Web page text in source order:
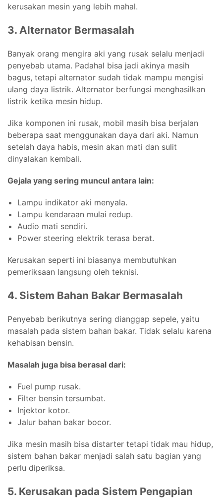
kerusakan mesin yang lebih mahal.
3. Alternator Bermasalah
Banyak orang mengira aki yang rusak selalu menjadi
penyebab utama. Padahal bisa jadi akinya masih
bagus, tetapi alternator sudah tidak mampu mengisi
ulang daya listrik. Alternator berfungsi menghasilkan
listrik ketika mesin hidup.
Jika komponen ini rusak, mobil masih bisa berjalan
beberapa saat menggunakan daya dari aki. Namun
setelah daya habis, mesin akan mati dan sulit
dinyalakan kembali.
Gejala yang sering muncul antara lain:
Lampu indikator aki menyala.
Lampu kendaraan mulai redup.
Audio mati sendiri.
Power steering elektrik terasa berat.
Kerusakan seperti ini biasanya membutuhkan
pemeriksaan langsung oleh teknisi.
4. Sistem Bahan Bakar Bermasalah
Penyebab berikutnya sering dianggap sepele, yaitu
masalah pada sistem bahan bakar. Tidak selalu karena
kehabisan bensin.
Masalah juga bisa berasal dari:
Fuel pump rusak.
Filter bensin tersumbat.
Injektor kotor.
Jalur bahan bakar bocor.
Jika mesin masih bisa distarter tetapi tidak mau hidup,
sistem bahan bakar menjadi salah satu bagian yang
perlu diperiksa.
5. Kerusakan pada Sistem Pengapian